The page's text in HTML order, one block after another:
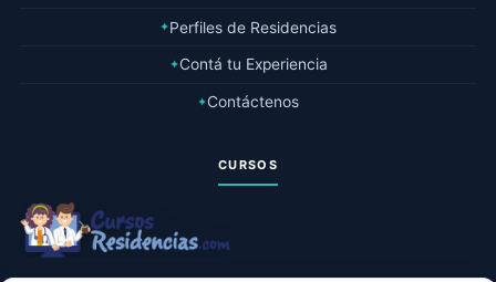
✦Perfiles de Residencias
✦Contá tu Experiencia
✦Contáctenos
CURSOS